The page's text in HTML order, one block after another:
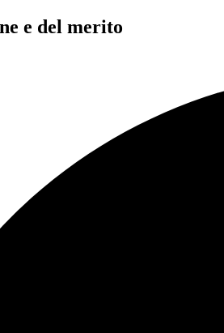
e del merito